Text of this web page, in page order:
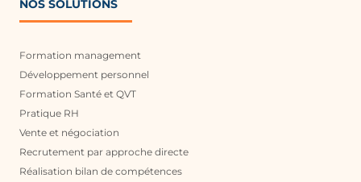
NOS SOLUTIONS
Formation management
Développement personnel
Formation Santé et QVT
Pratique RH
Vente et négociation
Recrutement par approche directe
Réalisation bilan de compétences